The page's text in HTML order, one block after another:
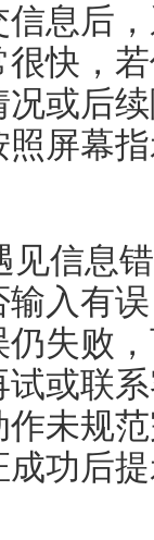
息后
快，
或后
屏幕
见信息
入有
失败
或联
未规
功后